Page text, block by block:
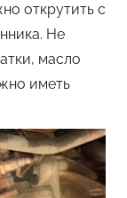
открутить с
Не
масло
иметь